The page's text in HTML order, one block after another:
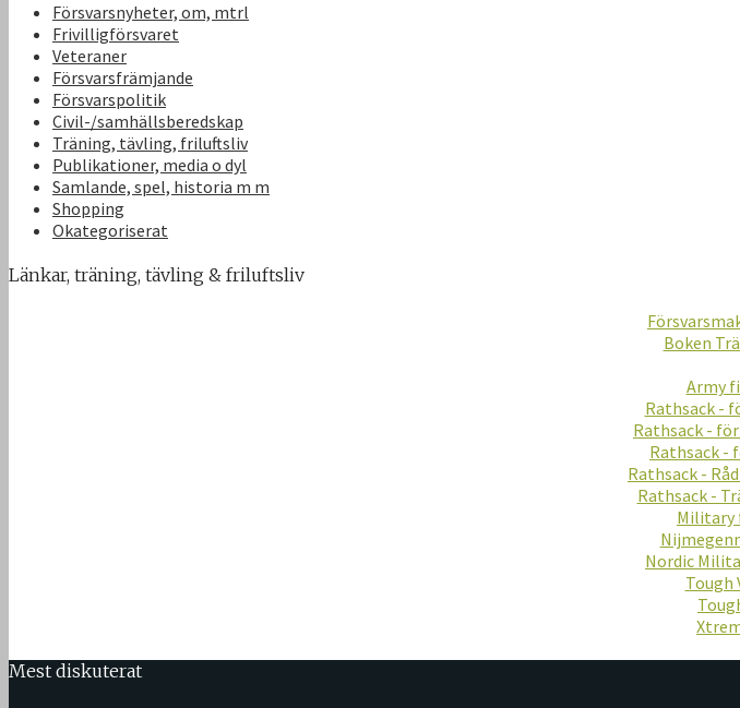
Försvarsnyheter, om, mtrl
Frivilligförsvaret
Veteraner
Försvarsfrämjande
Försvarspolitik
Civil-/samhällsberedskap
Träning, tävling, friluftsliv
Publikationer, media o dyl
Samlande, spel, historia m m
Shopping
Okategoriserat
Länkar, träning, tävling & friluftsliv
Boken
Army
Rathsack -
Rathsack -
Rathsack -
Rathsack -
Rathsack -
Military
Nordic
Tough
Mest diskuterat